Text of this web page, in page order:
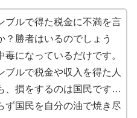
ブルで得た税金に不満を言
？勝者はいるのでしょう
になっているだけです。
ブルで税金や収入を得た人
、損をするのは国民です…
ず国民を自分の油で焼き尽